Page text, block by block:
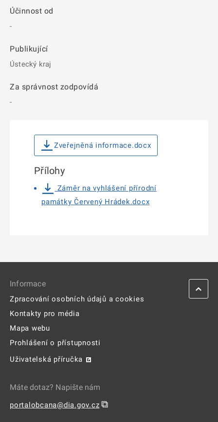
Účinnost od
-
Publikující
Ústecký kraj
Za správnost zodpovídá
-
Zveřejněná informace.docx
Přílohy
Záměr na vyhlášení přírodní
památky Červený Hrádek.docx
Informace
Zpracování osobních údajů a cookies
Kontakty pro média
Mapa webu
Prohlášení o přístupnosti
Uživatelská příručka
Máte dotaz? Napište nám
portalobcana@dia.gov.cz ⧉